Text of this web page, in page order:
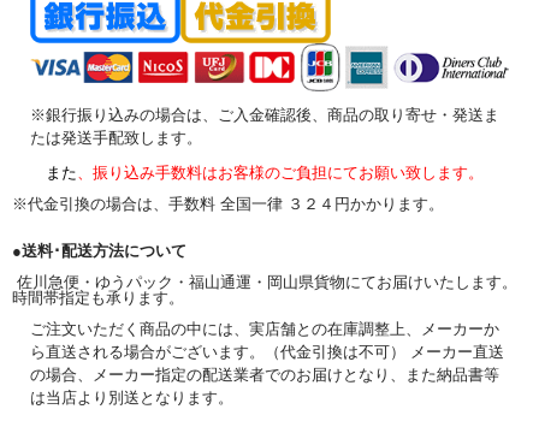
※銀行振り込みの場合は、ご入金確認後、商品の取り寄せ・発送ま
たは発送手配致します。
また 、振り込み手数料はお客様のご負担にてお願い致します。
※代金引換の場合は、手数料 全国一律 ３２４円かかります。
●送料･配送方法について
佐川急便・ゆうパック・福山通運・岡山県貨物にてお届けいたします。
時間帯指定も承ります。
ご注文いただく商品の中には、実店舗との在庫調整上、メーカーか
ら直送される場合がございます。（代金引換は不可） メーカー直送
の場合、メーカー指定の配送業者でのお届けとなり、また納品書等
は当店より別送となります。